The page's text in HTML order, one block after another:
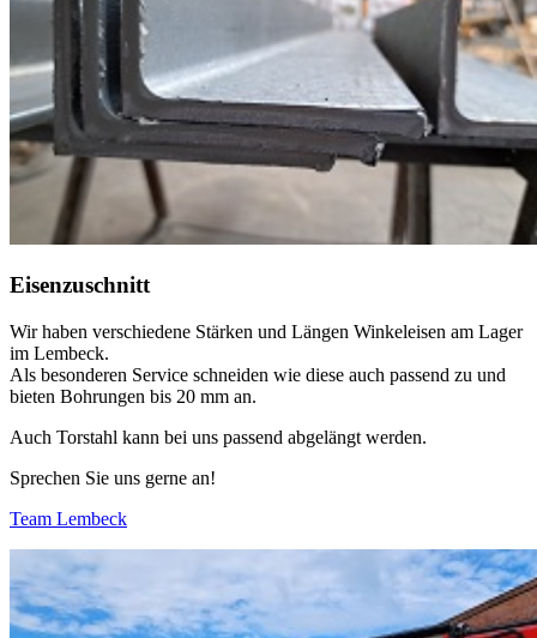
Eisenzuschnitt
Wir haben verschiedene Stärken und Längen Winkeleisen am Lager
im Lembeck.
Als besonderen Service schneiden wie diese auch passend zu und
bieten Bohrungen bis 20 mm an.
Auch Torstahl kann bei uns passend abgelängt werden.
Sprechen Sie uns gerne an!
Team Lembeck